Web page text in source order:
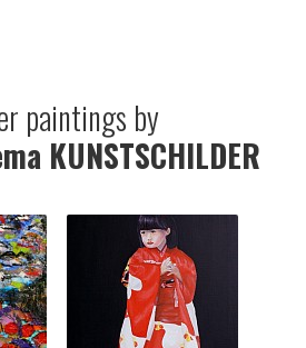
paintings by
KUNSTSCHILDER